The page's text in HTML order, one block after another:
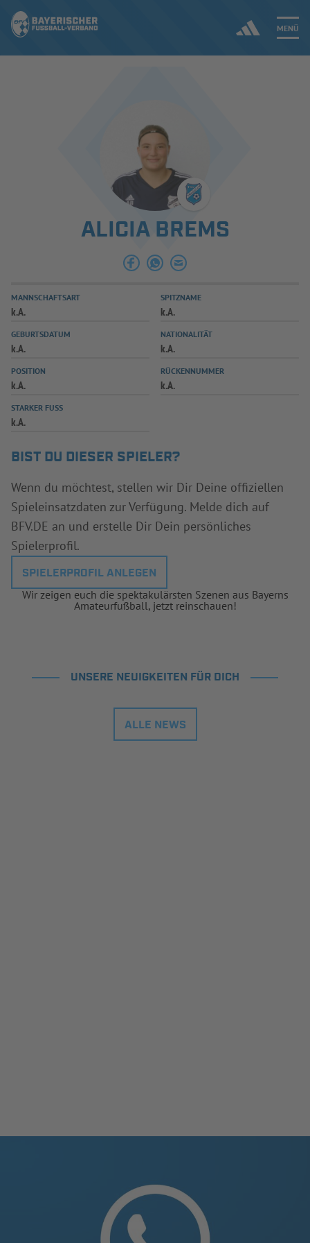
MENÜ
ERGEBNISSE & WETTBEWERBE
SPIELBETRIEB & VERBANDSLEBEN
AUSBILDUNG & FÖRDERUNG
SPIELPLUS
ALICIA BREMS
MANNSCHAFTSART
k.A.
SPITZNAME
k.A.
GEBURTSDATUM
k.A.
NATIONALITÄT
k.A.
POSITION
k.A.
RÜCKENNUMMER
k.A.
STARKER FUSS
k.A.
BIST DU DIESER SPIELER?
Wenn du möchtest, stellen wir Dir Deine offiziellen
Spieleinsatzdaten zur Verfügung. Melde dich auf
BFV.DE an und erstelle Dir Dein persönliches
Spielerprofil.
SPIELERPROFIL ANLEGEN
Wir zeigen euch die spektakulärsten Szenen aus Bayerns
Amateurfußball, jetzt reinschauen!
UNSERE NEUIGKEITEN FÜR DICH
ALLE NEWS